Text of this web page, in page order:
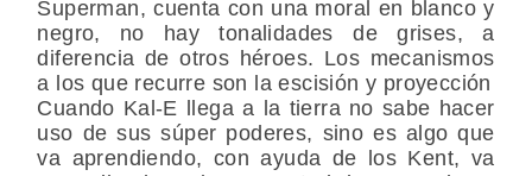
Superman, cuenta con una moral en blanco y
negro, no hay tonalidades de grises, a
diferencia de otros héroes. Los mecanismos
a los que recurre son la escisión y proyección
Cuando Kal-E llega a la tierra no sabe hacer
uso de sus súper poderes, sino es algo que
va aprendiendo, con ayuda de los Kent, va